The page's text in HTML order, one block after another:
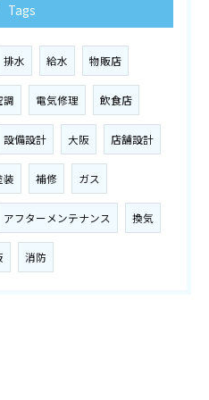
Tags
排水 給水 物販店
調 電気修理 飲食店
設備設計 大阪 店舗設計
装 補修 ガス
アフターメンテナンス 換気
消防